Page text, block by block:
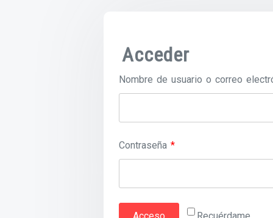
Acceder
Nombre de usuario o correo
Contraseña*Obligatorio
Recuérdame
Acceso